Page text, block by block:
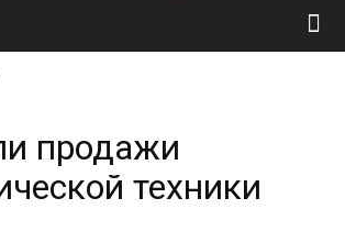
продажи
техники